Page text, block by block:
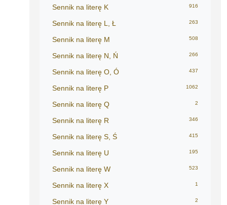
Sennik na literę K 916
Sennik na literę L, Ł 263
Sennik na literę M 508
Sennik na literę N, Ń 266
Sennik na literę O, Ó 437
Sennik na literę P 1062
Sennik na literę Q 2
Sennik na literę R 346
Sennik na literę S, Ś 415
Sennik na literę U 195
Sennik na literę W 523
Sennik na literę X 1
Sennik na literę Y 2